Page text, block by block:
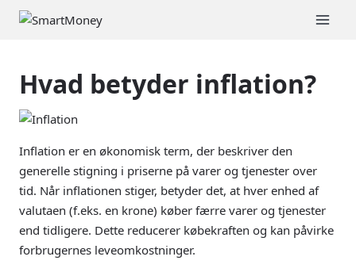
Fortsæt
Hvad betyder inflation?
Inflation er en økonomisk term, der beskriver den
generelle stigning i priserne på varer og tjenester over
tid. Når inflationen stiger, betyder det, at hver enhed af
valutaen (f.eks. en krone) køber færre varer og tjenester
end tidligere. Dette reducerer købekraften og kan påvirke
forbrugernes leveomkostninger.